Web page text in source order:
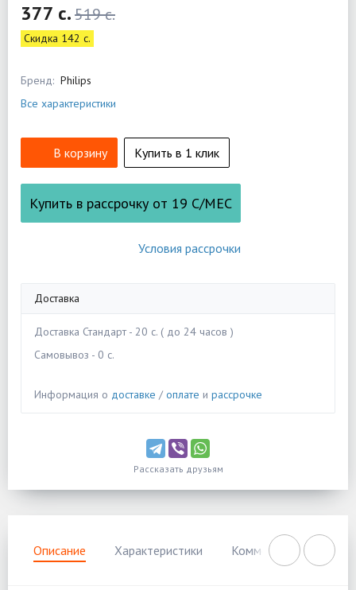
377 c.519 c.
Скидка 142 c.
Бренд: Philips
Все характеристики
В корзину Купить в 1 клик
Купить в рассрочку от 19 С/МЕС
Условия рассрочки
Доставка
Доставка Стандарт - 20 c. ( до 24 часов )
Самовывоз - 0 c.
Информация о доставке /оплате и рассрочке
Рассказать друзьям
Описание Характеристики Комментарии